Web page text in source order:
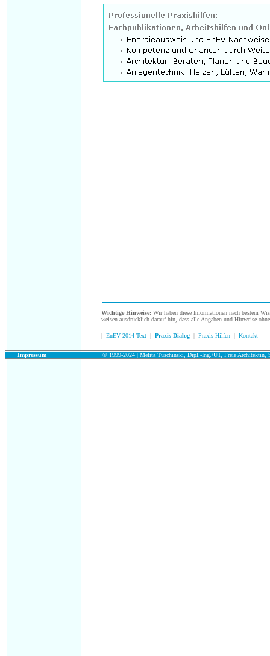
Wichtige Hinweise: Wir haben diese Informationen nach bestem
weisen ausdrücklich darauf hin, dass alle Angaben und Hinweise
| EnEV 2014 Text | Praxis-Dialog | Praxis-Hilfen | Kontakt
Impressum © 1999-2024 | Melita Tuschinski, Dipl.-Ing./UT, Freie Architektin,